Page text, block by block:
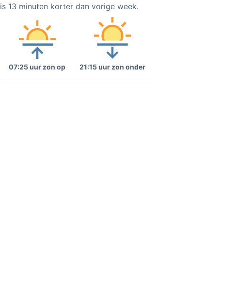
is 13 minuten korter dan vorige week.
07:25 uur zon op 21:15 uur zon onder